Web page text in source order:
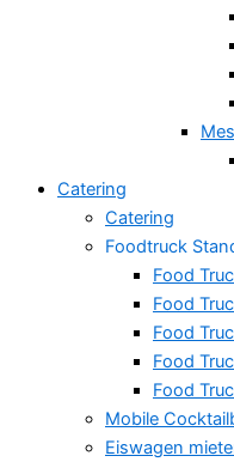
Catering
Catering
Foodtruck
Food
Food
Food
Food
Food
Mobile
Eiswagen